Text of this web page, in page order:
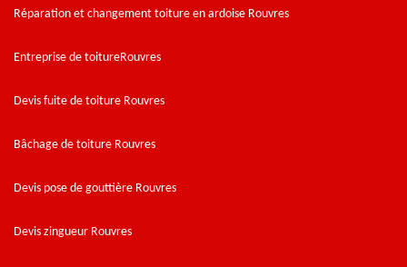
Réparation et changement toiture en ardoise Rouvres
Entreprise de toitureRouvres
Devis fuite de toiture Rouvres
Bâchage de toiture Rouvres
Devis pose de gouttière Rouvres
Devis zingueur Rouvres